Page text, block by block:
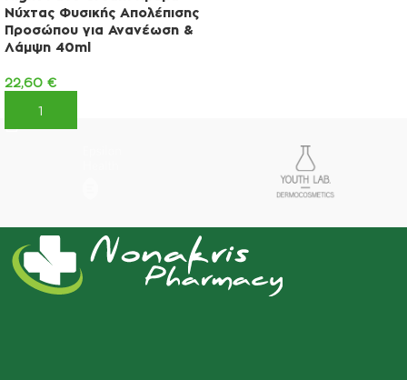
Νύχτας Φυσικής Απολέπισης
Προσώπου για Ανανέωση &
Λάμψη 40ml
22,60 €
ΠΡΟΣΘΉΚΗ ΣΤΟ ΚΑΛΆΘΙ